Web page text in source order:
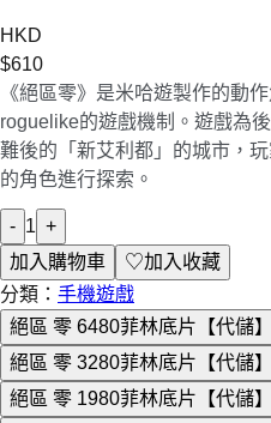
HKD
$610
《絕區零》是米哈遊製作的動
roguelike的遊戲機制。遊戲為
難後的「新艾利都」的城市，
的角色進行探索。
- 1 +
加入購物車
♡加入收藏
分類： 手機遊戲
絕區 零 6480菲林底片【代儲】
絕區 零 3280菲林底片【代儲】
絕區 零 1980菲林底片【代儲】